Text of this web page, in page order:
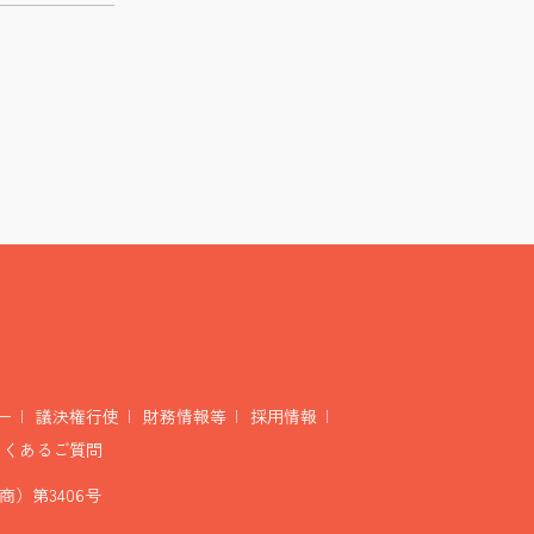
議決権行使 財務情報等
採用情報
あるご質問
）第3406号